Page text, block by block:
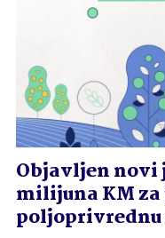
Objavljen
milijuna KM